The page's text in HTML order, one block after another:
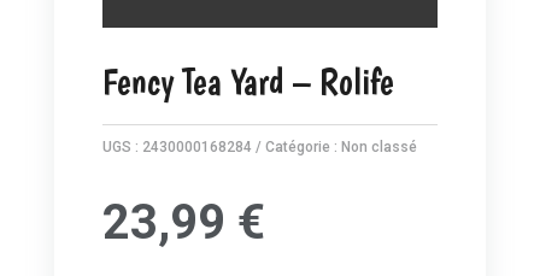
Fency Tea Yard – Rolife
UGS : 2430000168284 Catégorie : Non classé
23,99 €